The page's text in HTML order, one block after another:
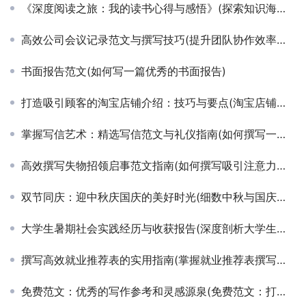
《深度阅读之旅：我的读书心得与感悟》(探索知识海洋：分享个人读书心得与成长历程)
高效公司会议记录范文与撰写技巧(提升团队协作效率：详细公司会议记录撰写指南及示例)
书面报告范文(如何写一篇优秀的书面报告)
打造吸引顾客的淘宝店铺介绍：技巧与要点(淘宝店铺介绍撰写全攻略：提升转化率的长尾策略)
掌握写信艺术：精选写信范文与礼仪指南(如何撰写一封情感真挚且格式规范的信件范文集)
高效撰写失物招领启事范文指南(如何撰写吸引注意力的失物招领启事详细教程)
双节同庆：迎中秋庆国庆的美好时光(细数中秋与国庆共融的传统文化与现代庆典)
大学生暑期社会实践经历与收获报告(深度剖析大学生暑期社会实践项目的影响力与成长启示)
撰写高效就业推荐表的实用指南(掌握就业推荐表撰写技巧，提升求职成功率)
免费范文：优秀的写作参考和灵感源泉(免费范文：打开写作之门的钥匙)